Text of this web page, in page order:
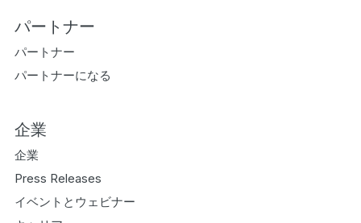
パートナー
パートナー
パートナーになる
企業
企業
Press Releases
イベントとウェビナー